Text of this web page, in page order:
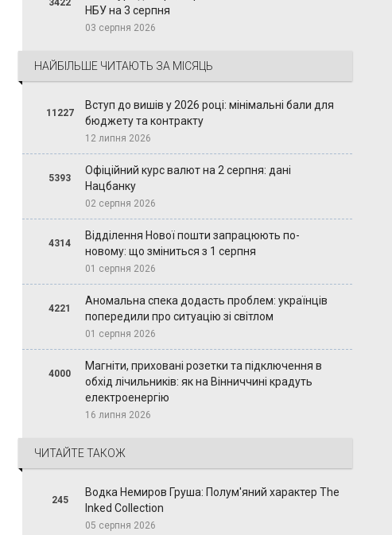
3422
НБУ на 3 серпня
03 серпня 2026
НАЙБІЛЬШЕ ЧИТАЮТЬ ЗА МІСЯЦЬ
11227
Вступ до вишів у 2026 році: мінімальні бали для
бюджету та контракту
12 липня 2026
5393
Офіційний курс валют на 2 серпня: дані
Нацбанку
02 серпня 2026
4314
Відділення Нової пошти запрацюють по-
новому: що зміниться з 1 серпня
01 серпня 2026
4221
Аномальна спека додасть проблем: українців
попередили про ситуацію зі світлом
01 серпня 2026
4000
Магніти, приховані розетки та підключення в
обхід лічильників: як на Вінниччині крадуть
електроенергію
16 липня 2026
ЧИТАЙТЕ ТАКОЖ
245
Водка Немиров Груша: Полум'яний характер The
Inked Collection
05 серпня 2026